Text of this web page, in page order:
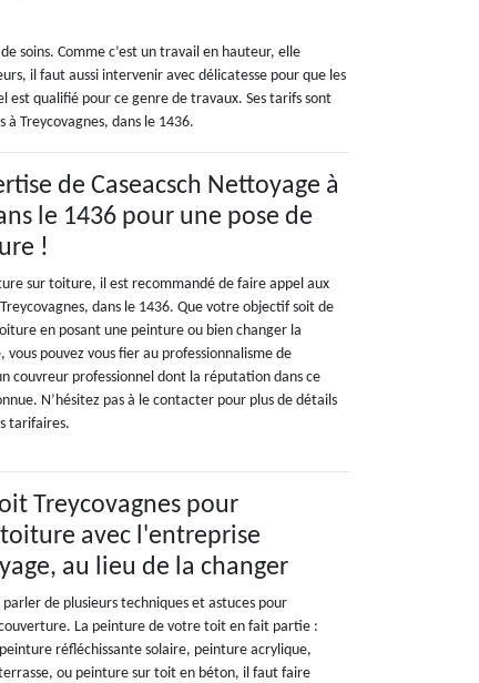
soins. Comme c’est un travail en hauteur, elle
il faut aussi intervenir avec délicatesse pour que les
est qualifié pour ce genre de travaux. Ses tarifs sont
à Treycovagnes, dans le 1436.
de Caseacsch Nettoyage à
le 1436 pour une pose de
!
sur toiture, il est recommandé de faire appel aux
dans le 1436. Que votre objectif soit de
en posant une peinture ou bien changer la
pouvez vous fier au professionnalisme de
couvreur professionnel dont la réputation dans ce
N’hésitez pas à le contacter pour plus de détails
tarifaires.
Treycovagnes pour
avec l'entreprise
au lieu de la changer
de plusieurs techniques et astuces pour
La peinture de votre toit en fait partie :
réfléchissante solaire, peinture acrylique,
ou peinture sur toit en béton, il faut faire